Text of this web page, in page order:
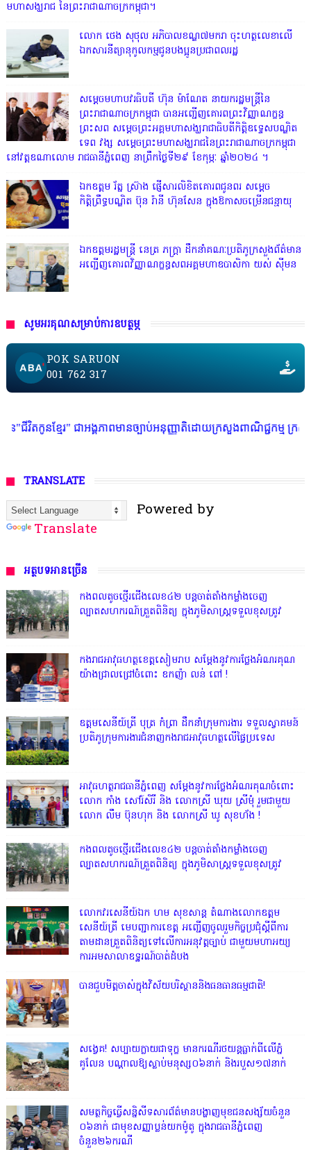
មហាសង្ឃរាជ នៃព្រះរាជាណាចក្រកម្ពុជា។
លោក ថេង សុថុល អភិបាលខណ្ឌ៧មករា ចុះហត្ថលេខាលើ
ឯកសារនីត្យានុកូលកម្មជូនបងប្អូនប្រជាពលរដ្ឋ
សម្តេចមហាបវរធិបតី ហ៊ុន ម៉ាណែត នាយករដ្ឋមន្ត្រីនៃ
ព្រះរាជាណាចក្រកម្ពុជា បានអញ្ជើញគោរពព្រះវិញ្ញាណក្ខន្ធ
ព្រះសព សម្តេចព្រះអគ្គមហាសង្ឃរាជាធិបតីកិត្តិឧទ្ទេសបណ្ឌិត
ទេព វង្ស សម្តេចព្រះមហាសង្ឃរាជនៃព្រះរាជាណាចក្រកម្ពុជា
នៅវត្តឧណាលោម រាជធានីភ្នំពេញ នាព្រឹកថ្ងៃទី២៩ ខែកុម្ភៈ ឆ្នាំ២០២៤ ។
ឯកឧត្តម រ័ត្ន ស្រ៊ាង ផ្ញើសារលិខិតគោរពជូនពរ សម្តេច
កិត្តិព្រឹទ្ធបណ្ឌិត ប៊ុន រ៉ានី ហ៊ុនសែន ក្នុងឱកាសចម្រើនជន្មាយុ
ឯកឧត្តមរដ្ឋមន្ត្រី នេត្រ ភក្ត្រា ដឹកនាំគណៈប្រតិភូក្រសួងព័ត៌មាន
អញ្ជើញគោរពវិញ្ញាណក្ខន្ធសពអគ្គមហាឧបាសិកា យស់ ស៊ីមន
សូមអរគុណសម្រាប់ការឧបត្ថម្ភ
POK SARUON
001 762 317
ាអង្គភាពមានច្បាប់អនុញ្ញាតិដោយក្រសួងពាណិជ្ជកម្ម ក្រសួងការងារ ក្រសួង
TRANSLATE
Powered by
Translate
អត្ថបទអានច្រើន
កងពលតូចថ្មើរជើងលេខ៤២ បន្តចាត់តាំងកម្លាំងចេញ
ល្បាតសហករណ៍ត្រួតពិនិត្យ ក្នុងភូមិសាស្រ្តទទួលខុសត្រូវ
កងរាជអាវុធហត្ថខេត្តសៀមរាប សម្តែងនូវការថ្លែងអំណរគុណ
យ៉ាងជ្រាលជ្រៅចំពោះ ឧកញ៉ា លន់ ពៅ !
ឧត្តមសេនីយ៍ត្រី បុត្រ កំព្រា ដឹកនាំក្រុមការងារ ទទួលស្វាគមន៍
ប្រតិភូក្រុមការងារជំនាញកងរាជអាវុធហត្ថលើផ្ទៃប្រទេស
អាវុធហត្ថរាជធានីភ្នំពេញ សម្តែងនូវការថ្លែងអំណរគុណចំពោះ
លោក កាំង សៅរ៍សិរី និង លោកស្រី ឃុយ ស្រីមុំ រួមជាមួយ
លោក លឹម ប៊ុនហុក និង លោកស្រី ឃូ សុខហ័ង !
កងពលតូចថ្មើរជើងលេខ៤២ បន្តចាត់តាំងកម្លាំងចេញ
ល្បាតសហករណ៍ត្រួតពិនិត្យ ក្នុងភូមិសាស្រ្តទទួលខុសត្រូវ
លោក​វរសេនីយ៍ឯក​ ហម​ សុខសាន្ត តំណាង​លោកឧត្តម
សេនីយ៍ត្រី មេបញ្ជាការ​ខេត្ត អញ្ជេីញចូលរួមកិច្ចប្រជុំស្ដីពីការ
តាមដានត្រួតពិនិត្យទៅលេីការអនុវត្តច្បាប់​ ជាមួយមហាអយ្យ
ការអមសាលាឧទ្ឋរណ៍បាត់ដំបង
បានជួបមិត្តចាស់ក្នុងវិស័យបរិស្ថាននិងធនធានធម្មជាតិ!
សង្វេគ! សប្បាយក្លាយជាទុក្ខ មានករណីរថយន្តធ្លាក់ពីលើភ្នំ
គូលែន បណ្ដាលឱ្យស្លាប់មនុស្ស០៦នាក់ និងរបួស១៧នាក់
សមត្ថកិច្ចធ្វើសន្និសីទសារព័ត៌មានបង្ហាញមុខជនសង្ស័យចំនួន
០៦នាក់ ជាមុខសញ្ញាប្លន់យកម៉ូតូ ក្នុងរាជធានីភ្នំពេញ
ចំនួន២៦ករណី